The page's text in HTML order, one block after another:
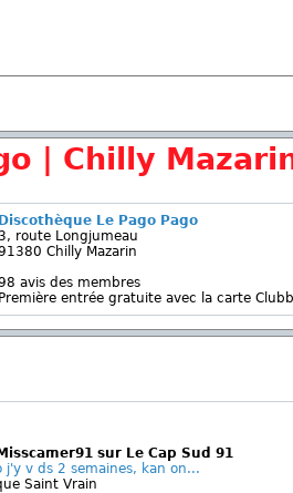
| Chilly
Discothèque Le Pago Pago
3, route Longjumeau
Chilly Mazarin
avis des membres
Première entrée gratuite avec la carte
sur Le Cap Sud 91
j'y v ds 2 semaines, kan on...
Saint Vrain